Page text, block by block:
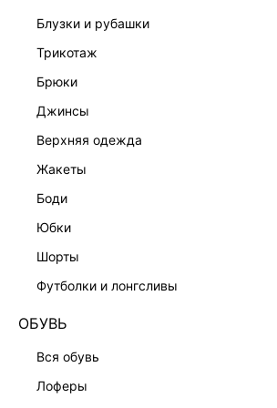
блузки и рубашки
трикотаж
брюки
джинсы
верхняя одежда
жакеты
боди
юбки
шорты
футболки и лонгсливы
ОБУВЬ
вся обувь
лоферы
Скачать
КАТАЛОГ
КОМПАНИЯ
ЛИЧНЫЙ КАБИНЕТ